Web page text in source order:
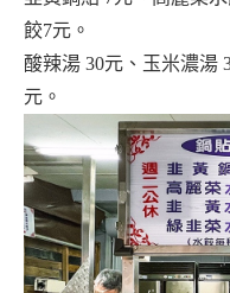
餃7元。
酸辣湯 30元、玉米濃湯
元。